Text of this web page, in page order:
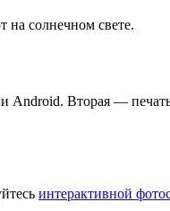
на солнечном свете.
Android. Вторая —
интерактивной